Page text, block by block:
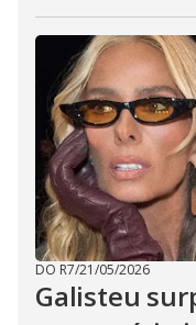
DO R7/21/05/2026
Galisteu